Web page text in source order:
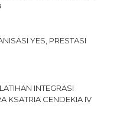
YES, PRESTASI
INTEGRASI
KSATRIA CENDEKIA IV